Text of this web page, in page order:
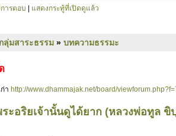
ารตอบ แสดงกระทู้ที่เปิดดูแล้ว
กลุ่มสาระธรรม » บทความธรรมะ
า http://www.dhammajak.net/board/
ระอริยเจ้านั้นดูได้ยาก (หลวงพ่อทูล